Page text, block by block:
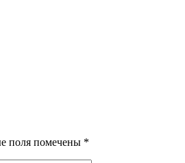
поля помечены *